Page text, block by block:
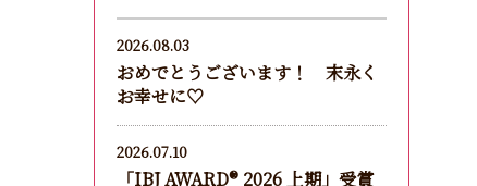
2026.08.03
おめでとうございます！ 末永く
お幸せに♡
2026.07.10
「IBJ AWARD®︎ 2026 上期」受賞